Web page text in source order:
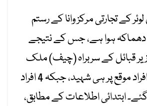
کے تجارتی مرکز وانا کے رستم
دھماکہ ہوا ہے، جس کے نتیجے
قبائل کے سربراہ (چیف) ملک
طارق سمیت 3 افراد موقع پر ہی شہید، جبکہ 4 افراد
ابتدائی اطلاعات کے مطابق،